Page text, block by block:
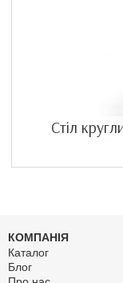
Стіл
КОМПАНІЯ
Каталог
Блог